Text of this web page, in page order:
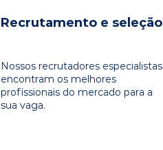
Recrutamento e seleção
Nossos recrutadores especialistas
encontram os melhores
profissionais do mercado para a
sua vaga.